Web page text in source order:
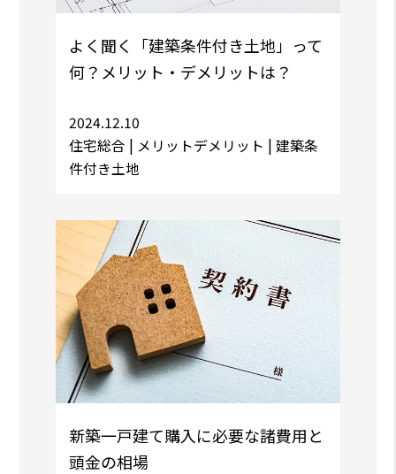
よく聞く「建築条件付き土地」って
何？メリット・デメリットは？
2024.12.10
住宅総合 | メリットデメリット | 建築条
件付き土地
新築一戸建て購入に必要な諸費用と
頭金の相場